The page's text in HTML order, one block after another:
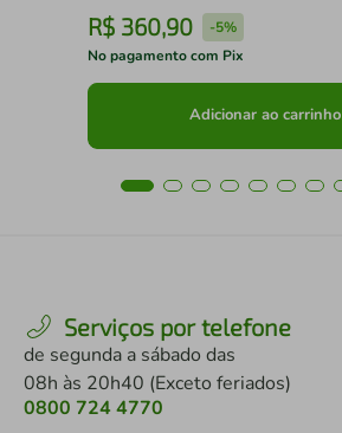
R$ 360,90 -5%
No pagamento com Pix
Adicionar ao carrinho
Serviços por telefone
de segunda a sábado das
08h às 20h40 (Exceto feriados)
0800 724 4770